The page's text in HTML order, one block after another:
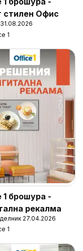
стилен Офис
1
1 брошура -
рекалма
27.04.2026
1